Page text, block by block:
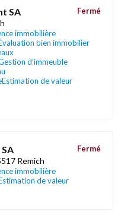
SA
immobilière
bien immobilier
d’immeuble
Estimation de valeur
Fermé
Remich
immobilière
de valeur
Fermé